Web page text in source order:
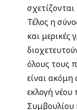
Τέλος η
και μερικές
όλους τους
είναι ακόμη
εκλογή
Συμβουλίου